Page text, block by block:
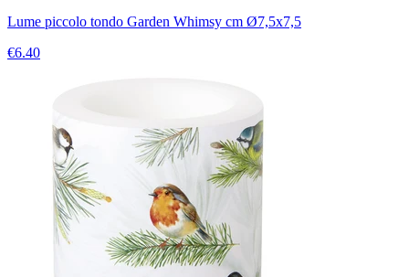
Lume piccolo tondo Garden Whimsy cm Ø7,5x7,5
€6.40